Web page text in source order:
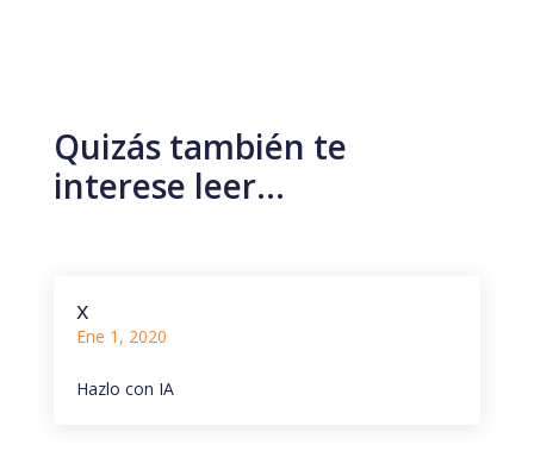
Quizás también te
interese leer…
x
Ene 1, 2020
Hazlo con IA